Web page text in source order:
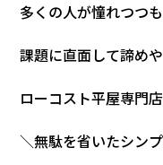
多くの人が憧れつつ
課題に直面して諦め
ローコスト平屋専門
＼無駄を省いたシン